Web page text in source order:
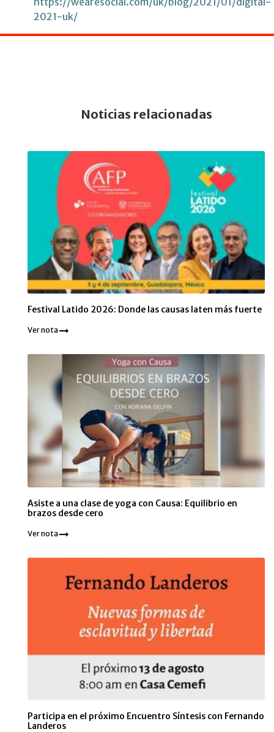
2021-uk/
Noticias relacionadas
Festival Latido 2026: Donde las causas laten más fuerte
Ver nota
Asiste a una clase de yoga con Causa: Equilibrio en
brazos desde cero
Ver nota
Participa en el próximo Encuentro Síntesis con Fernando
Landeros